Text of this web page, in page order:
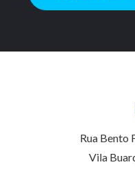
Rua Bento
Vila